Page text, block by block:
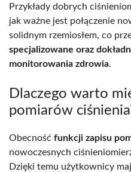
Przykłady dobrych
jak ważne jest połączenie
solidnym rzemiosłem, co
specjalizowane oraz
monitorowania zdrowia.
Dlaczego warto
pomiarów
Obecność funkcji zapisu
nowoczesnych
Dzięki temu użytkownicy